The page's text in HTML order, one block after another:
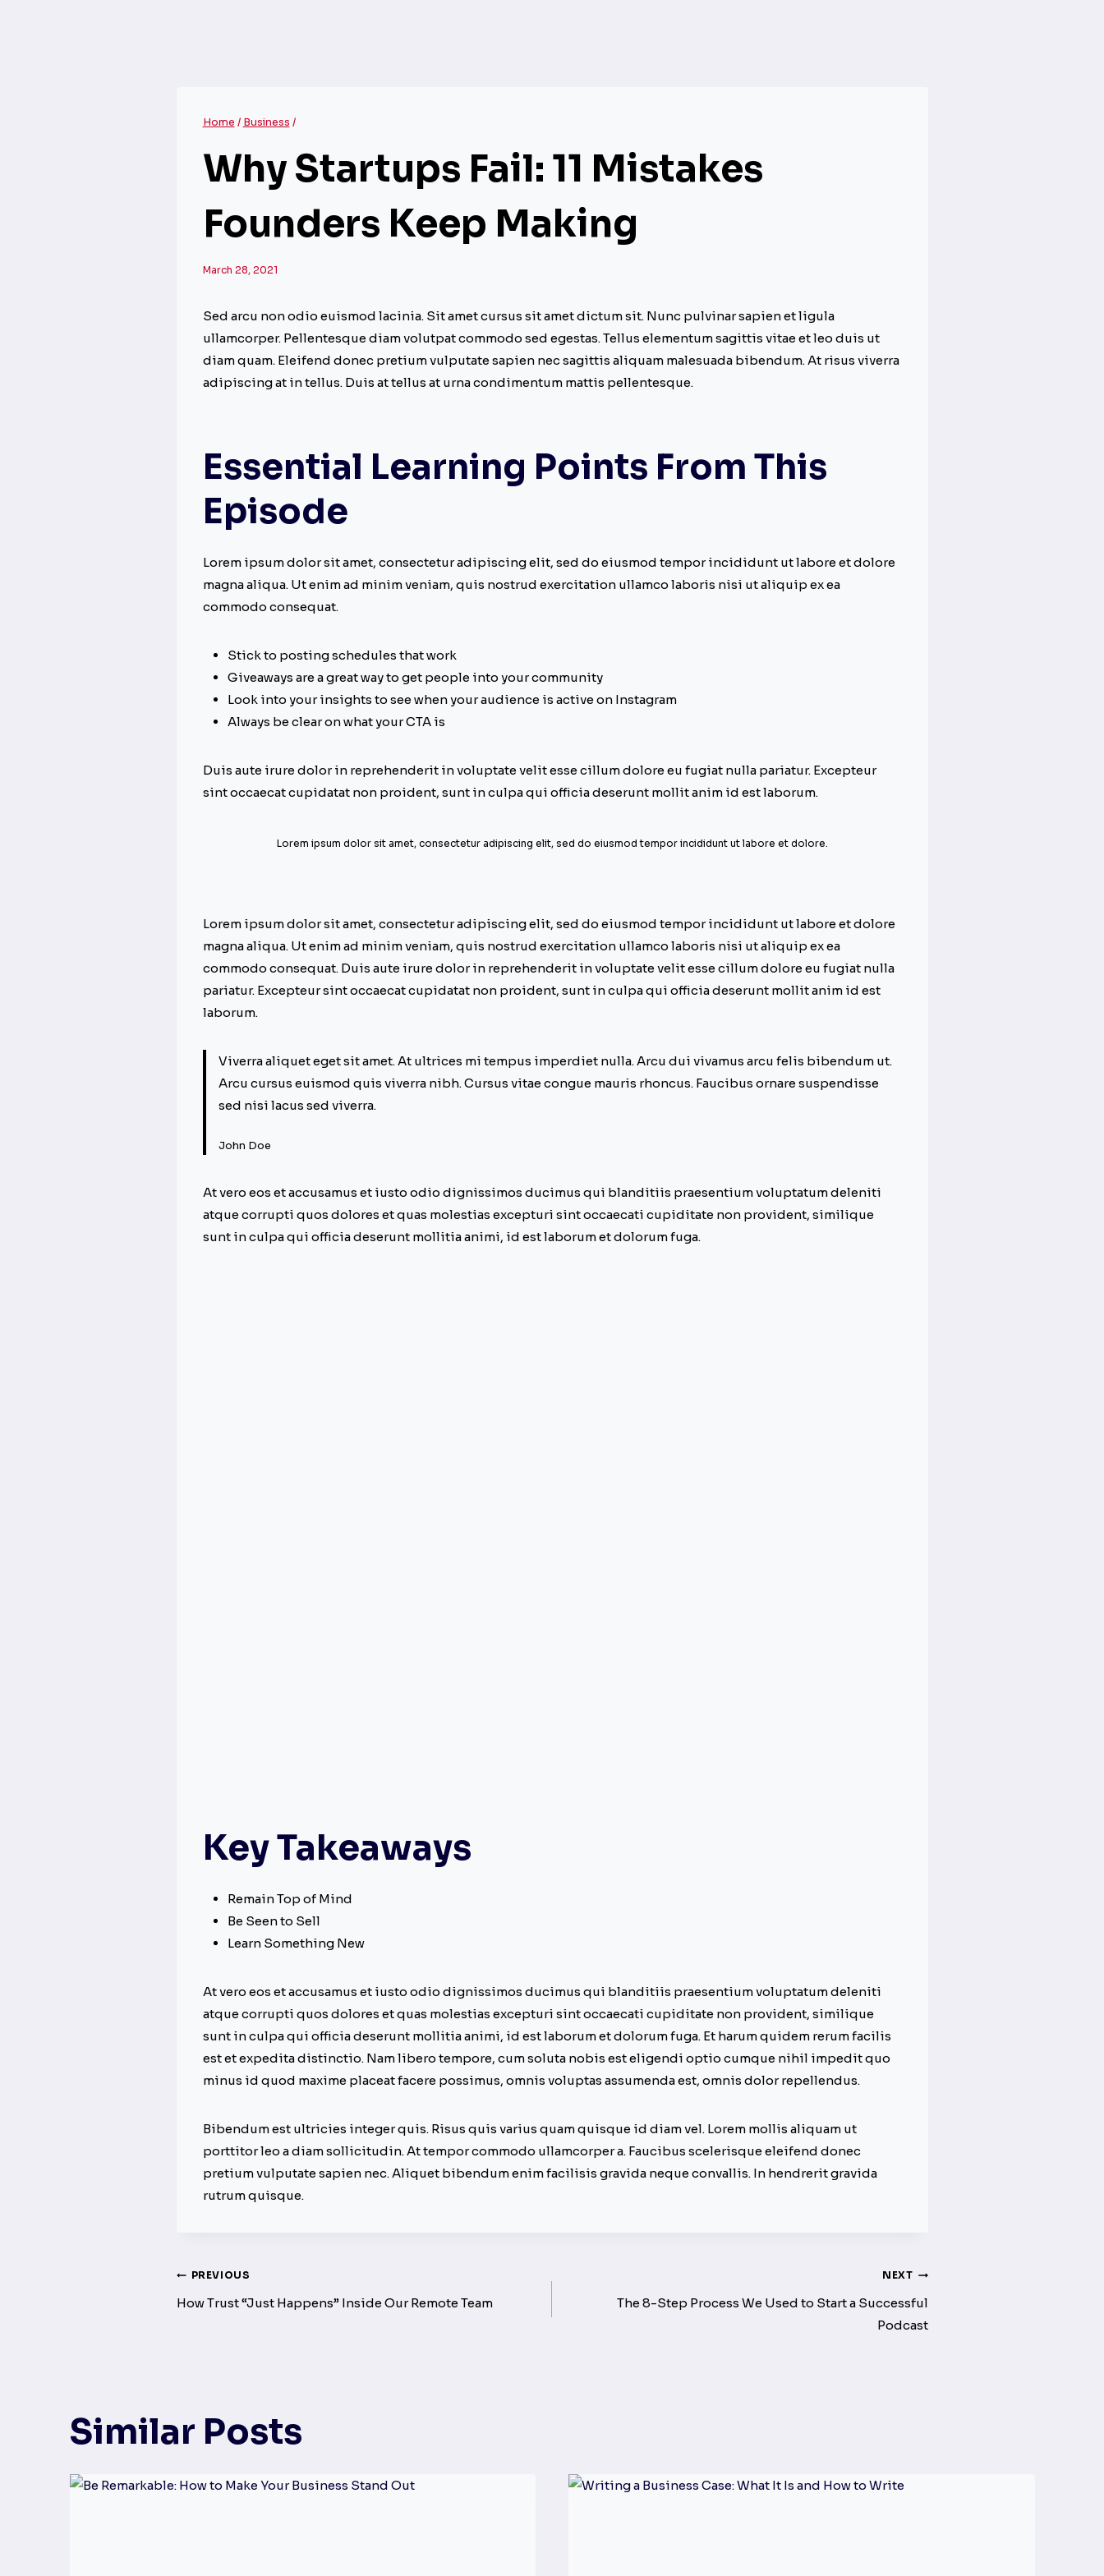
Home / Business /
Why Startups Fail: 11 Mistakes
Founders Keep Making
March 28, 2021
Sed arcu non odio euismod lacinia. Sit amet cursus sit amet dictum sit. Nunc pulvinar sapien et ligula
ullamcorper. Pellentesque diam volutpat commodo sed egestas. Tellus elementum sagittis vitae et leo duis ut
diam quam. Eleifend donec pretium vulputate sapien nec sagittis aliquam malesuada bibendum. At risus viverra
adipiscing at in tellus. Duis at tellus at urna condimentum mattis pellentesque.
Essential Learning Points From This
Episode
Lorem ipsum dolor sit amet, consectetur adipiscing elit, sed do eiusmod tempor incididunt ut labore et dolore
magna aliqua. Ut enim ad minim veniam, quis nostrud exercitation ullamco laboris nisi ut aliquip ex ea
commodo consequat.
Stick to posting schedules that work
Giveaways are a great way to get people into your community
Look into your insights to see when your audience is active on Instagram
Always be clear on what your CTA is
Duis aute irure dolor in reprehenderit in voluptate velit esse cillum dolore eu fugiat nulla pariatur. Excepteur
sint occaecat cupidatat non proident, sunt in culpa qui officia deserunt mollit anim id est laborum.
Lorem ipsum dolor sit amet, consectetur adipiscing elit, sed do eiusmod tempor incididunt ut labore et dolore.
Lorem ipsum dolor sit amet, consectetur adipiscing elit, sed do eiusmod tempor incididunt ut labore et dolore
magna aliqua. Ut enim ad minim veniam, quis nostrud exercitation ullamco laboris nisi ut aliquip ex ea
commodo consequat. Duis aute irure dolor in reprehenderit in voluptate velit esse cillum dolore eu fugiat nulla
pariatur. Excepteur sint occaecat cupidatat non proident, sunt in culpa qui officia deserunt mollit anim id est
laborum.
Viverra aliquet eget sit amet. At ultrices mi tempus imperdiet nulla. Arcu dui vivamus arcu felis bibendum ut.
Arcu cursus euismod quis viverra nibh. Cursus vitae congue mauris rhoncus. Faucibus ornare suspendisse
sed nisi lacus sed viverra.
John Doe
At vero eos et accusamus et iusto odio dignissimos ducimus qui blanditiis praesentium voluptatum deleniti
atque corrupti quos dolores et quas molestias excepturi sint occaecati cupiditate non provident, similique
sunt in culpa qui officia deserunt mollitia animi, id est laborum et dolorum fuga.
Key Takeaways
Remain Top of Mind
Be Seen to Sell
Learn Something New
At vero eos et accusamus et iusto odio dignissimos ducimus qui blanditiis praesentium voluptatum deleniti
atque corrupti quos dolores et quas molestias excepturi sint occaecati cupiditate non provident, similique
sunt in culpa qui officia deserunt mollitia animi, id est laborum et dolorum fuga. Et harum quidem rerum facilis
est et expedita distinctio. Nam libero tempore, cum soluta nobis est eligendi optio cumque nihil impedit quo
minus id quod maxime placeat facere possimus, omnis voluptas assumenda est, omnis dolor repellendus.
Bibendum est ultricies integer quis. Risus quis varius quam quisque id diam vel. Lorem mollis aliquam ut
porttitor leo a diam sollicitudin. At tempor commodo ullamcorper a. Faucibus scelerisque eleifend donec
pretium vulputate sapien nec. Aliquet bibendum enim facilisis gravida neque convallis. In hendrerit gravida
rutrum quisque.
Post
PREVIOUS
How Trust “Just Happens” Inside Our Remote Team
NEXT
The 8-Step Process We Used to Start a Successful
Podcast
Similar Posts